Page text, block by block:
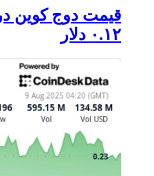
قیمت دوج کوین
۰.۱۲ دلار